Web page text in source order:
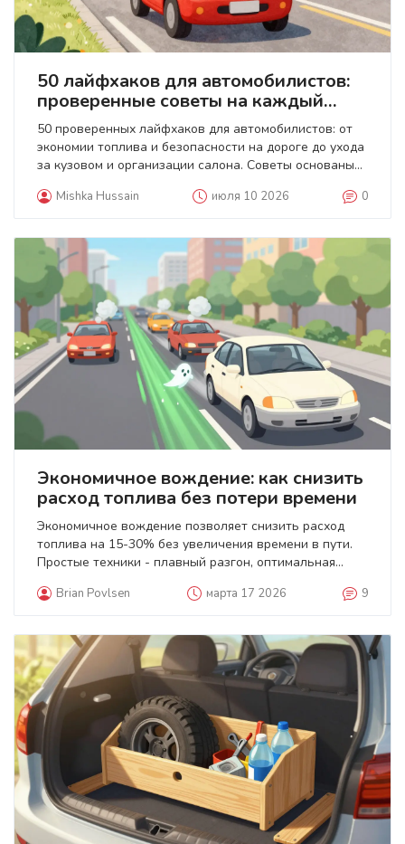
50 лайфхаков для автомобилистов:
проверенные советы на каждый
день
50 проверенных лайфхаков для автомобилистов: от
экономии топлива и безопасности на дороге до ухода
за кузовом и организации салона. Советы основаны
центров.
Mishka Hussain июля 10 2026 0
Экономичное вождение: как снизить
расход топлива без потери времени
Экономичное вождение позволяет снизить расход
топлива на 15-30% без увеличения времени в пути.
Простые техники - плавный разгон, оптимальная
сотни рублей в месяц. Это не теория - это
Brian Povlsen марта 17 2026 9